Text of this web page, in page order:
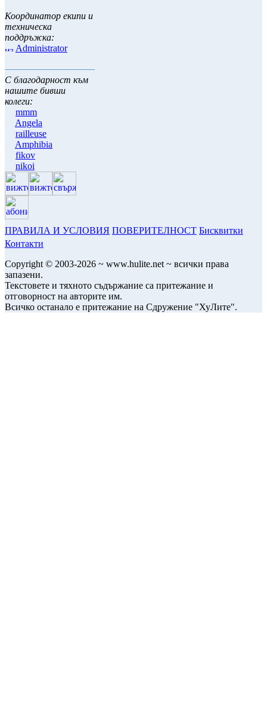
Координатор екипи и
техническа
поддръжка:
Administrator
С благодарност към
нашите бивши
колеги:
mmm
Angela
railleuse
Amphibia
fikov
nikoi
ПРАВИЛА И УСЛОВИЯ ПОВЕРИТЕЛНОСТ Бисквитки
Контакти
Copyright © 2003-2026 ~ www.hulite.net ~ всички права
запазени.
Текстовете и тяхното съдържание са притежание и
отговорност на авторите им.
Всичко останало е притежание на Сдружение "ХуЛите".